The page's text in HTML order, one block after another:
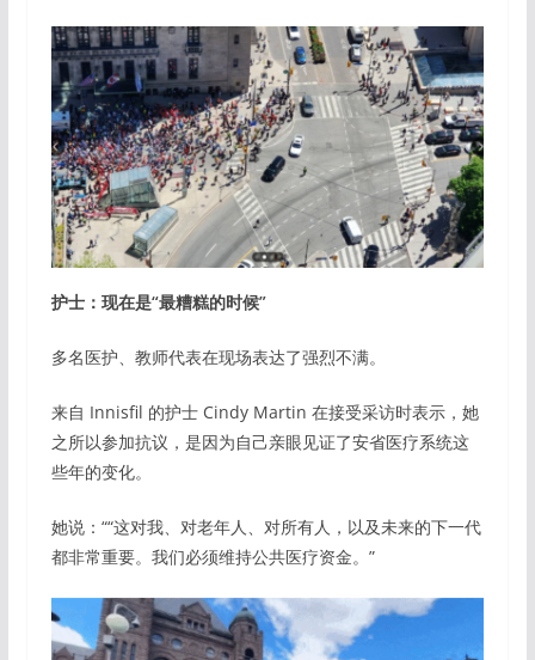
护士：现在是“最糟糕的时候”
多名医护、教师代表在现场表达了强烈不满。
来自 Innisfil 的护士 Cindy Martin 在接受采访时表示，她
之所以参加抗议，是因为自己亲眼见证了安省医疗系统这
些年的变化。
她说：““这对我、对老年人、对所有人，以及未来的下一代
都非常重要。我们必须维持公共医疗资金。”